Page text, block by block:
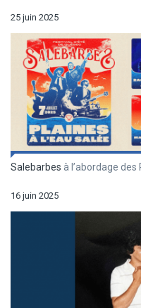
25 juin 2025
Salebarbes à l’abordage des
16 juin 2025